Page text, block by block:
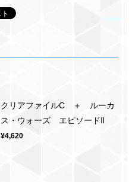
クリアファイルC ＋ ルーカ
ス・ウォーズ エピソードⅡ
¥4,620